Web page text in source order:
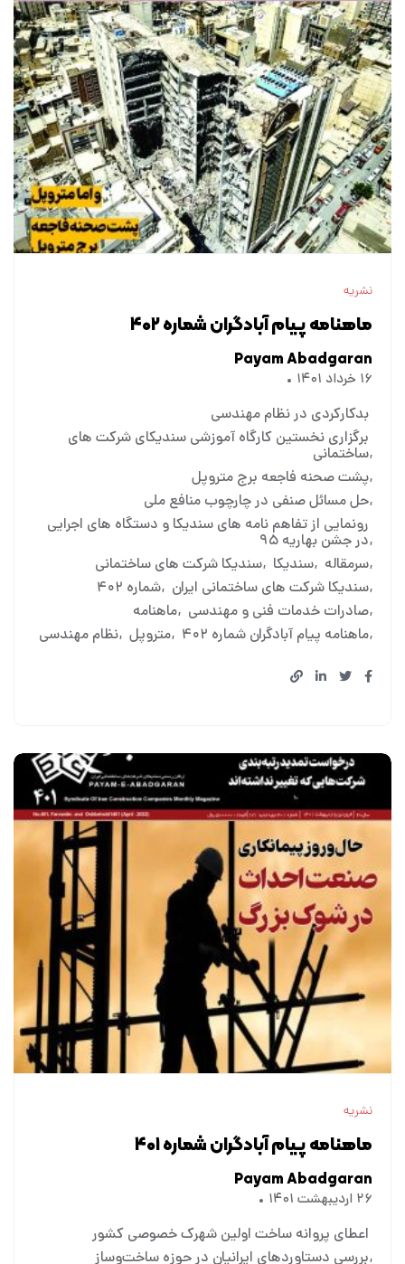
نشریه
ماهنامه پیام آبادگران شماره ۴۰۲
Payam Abadgaran
۱۶ خرداد ۱۴۰۱
بدکارکردی در نظام مهندسی
برگزاری نخستین کارگاه آموزشی سندیکای شرکت های
ساختمانی
پشت صحنه فاجعه برج متروپل
حل مسائل صنفی در چارچوب منافع ملی
رونمایی از تفاهم نامه های سندیکا و دستگاه های اجرایی
در جشن بهاریه ۹۵
سرمقاله سندیکا سندیکا شرکت های ساختمانی
سندیکا شرکت های ساختمانی ایران شماره ۴۰۲
صادرات خدمات فنی و مهندسی ماهنامه
ماهنامه پیام آبادگران شماره ۴۰۲
متروپل نظام مهندسی
نشریه
ماهنامه پیام آبادگران شماره ۴۰۱
Payam Abadgaran
۲۶ اردیبهشت ۱۴۰۱
اعطای پروانه ساخت اولین شهرک خصوصی کشور
بررسی دستاوردهای ایرانیان در حوزه ساخت‌وساز